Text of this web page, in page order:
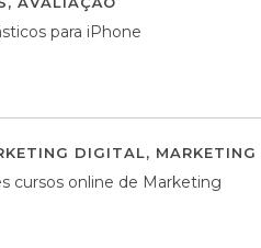
para iPhone
DIGITAL,
cursos online de Marketing